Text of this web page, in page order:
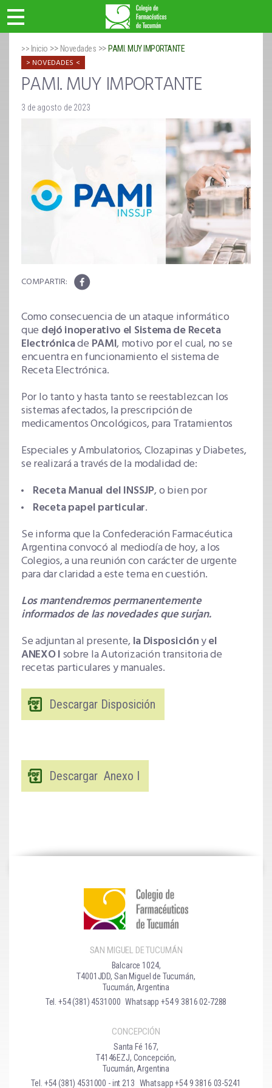
>> Inicio >> Novedades >> PAMI. MUY IMPORTANTE
NOVEDADES
PAMI. MUY IMPORTANTE
3 de agosto de 2023
Como consecuencia de un ataque informático
que dejó inoperativo el Sistema de Receta
Electrónicade PAMI, motivo por el cual, no se
encuentra en funcionamiento el sistema de
Receta Electrónica.
Por lo tanto y hasta tanto se reestablezcan los
sistemas afectados, la prescripción de
medicamentos Oncológicos, para Tratamientos
Especiales y Ambulatorios, Clozapinas y Diabetes,
se realizará a través de la modalidad de:
Receta Manual del INSSJP, o bien por
Receta papel particular.
Se informa que la Confederación Farmacéutica
Argentina convocó al mediodía de hoy, a los
Colegios, a una reunión con carácter de urgente
para dar claridad a este tema en cuestión.
Los mantendremos permanentemente
informados de las novedades que surjan.
Se adjuntan al presente, la Disposiciónyel
ANEXO Isobre la Autorización transitoria de
recetas particulares y manuales.
Descargar Disposición
Descargar Anexo I
SAN MIGUEL DE TUCUMÁN
Balcarce 1024,
T4001JDD, San Miguel de Tucumán,
Tucumán, Argentina
Tel. +54 (381) 4531000 Whatsapp +54 9 3816 02-7288
CONCEPCIÓN
Santa Fé 167,
T4146EZJ, Concepción,
Tucumán, Argentina
Tel. +54 (381) 4531000 - int 213 Whatsapp +54 9 3816 03-5241